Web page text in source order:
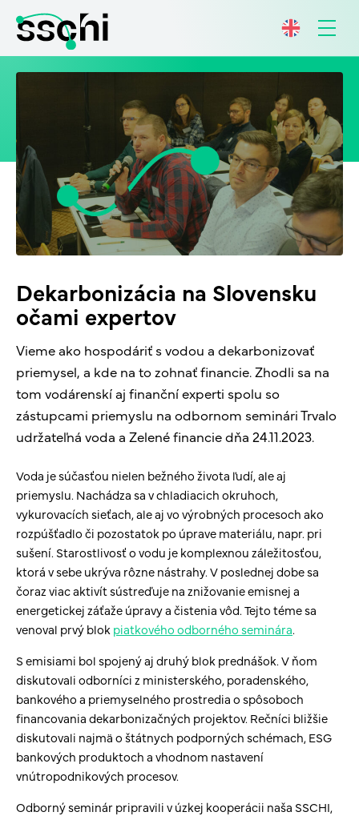
Dekarbonizácia na Slovensku
očami expertov
Vieme ako hospodáriť s vodou a dekarbonizovať
priemysel, a kde na to zohnať financie. Zhodli sa na
tom vodárenskí aj finanční experti spolu so
zástupcami priemyslu na odbornom seminári Trvalo
udržateľná voda a Zelené financie dňa 24.11.2023.
Voda je súčasťou nielen bežného života ľudí, ale aj
priemyslu. Nachádza sa v chladiacich okruhoch,
vykurovacích sieťach, ale aj vo výrobných procesoch ako
rozpúšťadlo či pozostatok po úprave materiálu, napr. pri
sušení. Starostlivosť o vodu je komplexnou záležitosťou,
ktorá v sebe ukrýva rôzne nástrahy. V poslednej dobe sa
čoraz viac aktivít sústreďuje na znižovanie emisnej a
energetickej záťaže úpravy a čistenia vôd. Tejto téme sa
venoval prvý blokpiatkového odborného seminára.
S emisiami bol spojený aj druhý blok prednášok. V ňom
diskutovali odborníci z ministerského, poradenského,
bankového a priemyselného prostredia o spôsoboch
financovania dekarbonizačných projektov. Rečníci bližšie
diskutovali najmä o štátnych podporných schémach, ESG
bankových produktoch a vhodnom nastavení
vnútropodnikových procesov.
Odborný seminár pripravili v úzkej kooperácii naša SSCHI,